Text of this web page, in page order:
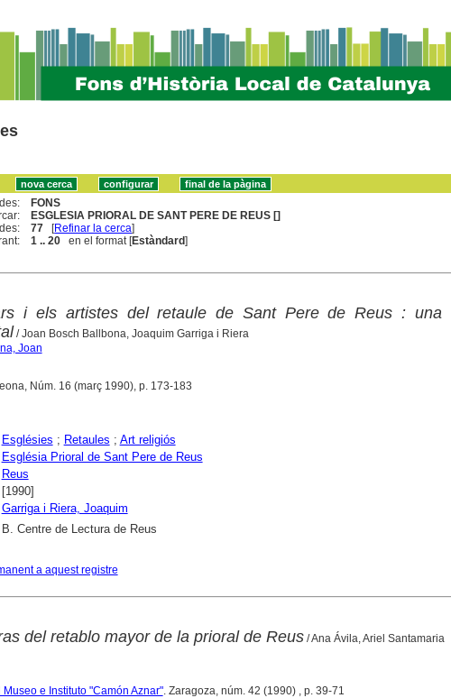
FONS
ESGLESIA PRIORAL DE SANT PERE DE REUS []
77 [Refinar la cerca]
1 .. 20 en el format [Estàndard]
i els artistes del retaule de Sant Pere de Reus : una
/ Joan Bosch Ballbona, Joaquim Garriga i Riera
Joan
Núm. 16 (març 1990), p. 173-183
Esglésies ; Retaules ; Art religiós
Església Prioral de Sant Pere de Reus
Reus
[1990]
Garriga i Riera, Joaquim
B. Centre de Lectura de Reus
a aquest registre
del retablo mayor de la prioral de Reus/ Ana Ávila, Ariel Santamaria
Museo e Instituto "Camón Aznar". Zaragoza, núm. 42 (1990) , p. 39-71